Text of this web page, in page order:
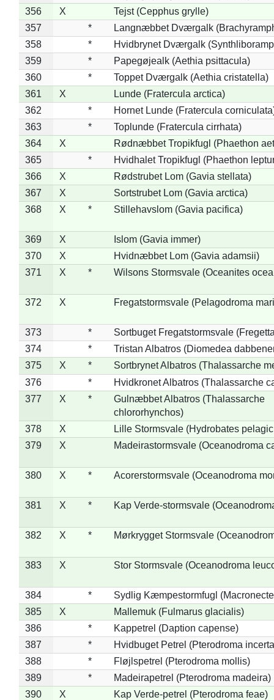
356
X
Tejst (Cepphus grylle)
357
*
Langnæbbet Dværgalk
358
*
Hvidbrynet Dværgalk
359
*
Papegøjealk (Aethia psittacula)
360
*
Toppet Dværgalk (Aethia cristatella)
361
X
Lunde (Fratercula arctica)
362
*
Hornet Lunde (Fratercula
363
*
Toplunde (Fratercula cirrhata)
364
X
Rødnæbbet Tropikfugl (Phaethon
365
*
Hvidhalet Tropikfugl (Phaethon
366
X
Rødstrubet Lom (Gavia stellata)
367
X
Sortstrubet Lom (Gavia arctica)
368
X * Stillehavslom (Gavia pacifica)
369 X
Islom (Gavia immer)
370
X
Hvidnæbbet Lom (Gavia adamsii)
371
X * Wilsons Stormsvale (Oceanites
372 X Fregatstormsvale (Pelagodroma
373 *
Sortbuget Fregatstormsvale
374
*
Tristan Albatros (Diomedea
375
X *
Sortbrynet Albatros (Thalassarche
376
*
Hvidkronet Albatros (Thalassarche
377
X *
Gulnæbbet Albatros (Thalassarche
chlororhynchos)
378
X
Lille Stormsvale (Hydrobates
379
X Madeirastormsvale (Oceanodroma
380 X * Acorerstormsvale (Oceanodroma
381 X * Kap Verde-stormsvale
382 X * Mørkrygget Stormsvale
383 X Stor Stormsvale (Oceanodroma
384 *
Sydlig Kæmpestormfugl
385
X
Mallemuk (Fulmarus glacialis)
386
*
Kappetrel (Daption capense)
387
*
Hvidbuget Petrel (Pterodroma
388
*
Fløjlspetrel (Pterodroma mollis)
389
*
Madeirapetrel (Pterodroma madeira)
390
X Kap Verde-petrel (Pterodroma feae)